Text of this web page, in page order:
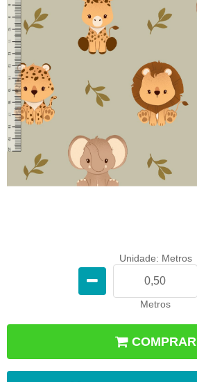
Unidade: Metros
Metros
COMPRAR